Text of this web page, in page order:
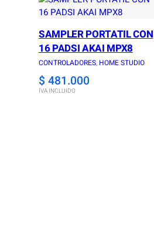
SAMPLER PORTATIL CON
16 PADSI AKAI MPX8
CONTROLADORES, HOME STUDIO
$ 481.000
IVA INCLUIDO